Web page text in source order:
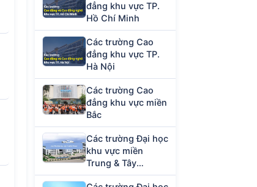
đẳng khu vực TP.
Hồ Chí Minh
Các trường Cao
đẳng khu vực TP.
Hà Nội
Các trường Cao
đẳng khu vực miền
Bắc
Các trường Đại học
khu vực miền
Trung & Tây
Nguyên